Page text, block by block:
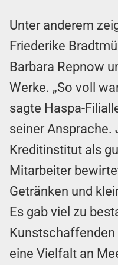
Unter anderem
Friederike
Barbara Repnow
Werke. „So voll
sagte Haspa-
seiner
Kreditinstitut als
Mitarbeiter
Getränken und
Es gab viel zu
Kunstschaffenden
eine Vielfalt an